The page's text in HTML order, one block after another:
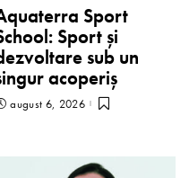
Sport
Sport și
sub un
acoperiș
august 6, 2026